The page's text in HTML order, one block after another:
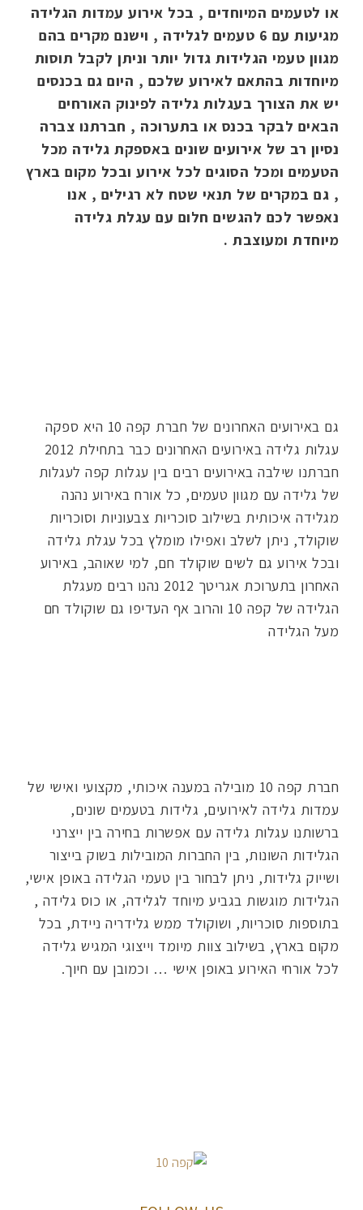
או לטעמים המיוחדים , בכל אירוע עמדות הגלידה
מגיעות עם 6 טעמים לגלידה , וישנם מקרים בהם
מגוון טעמי הגלידות גדול יותר וניתן לקבל תוסות
מיוחדות בהתאם לאירוע שלכם , היום גם בכנסים
יש את הצורך בעגלות גלידה לפינוק האורחים
הבאים לבקר בכנס או בתערוכה , חברתנו צברה
נסיון רב של אירועים שונים באספקת גלידה מכל
הטעמים ומכל הסוגים לכל אירוע ובכל מקום בארץ
, גם במקרים של תנאי שטח לא רגילים , אנו
נאפשר לכם להגשים חלום עם עגלת גלידה
מיוחדת ומעוצבת .
גם באירועים האחרונים של חברת קפה 10 היא ספקה
עגלות גלידה באירועים האחרונים כבר בתחילת 2012
חברתנו שילבה באירועים רבים בין עגלות קפה לעגלות
של גלידה עם מגוון טעמים, כל אורח באירוע נהנה
מגלידה איכותית בשילוב סוכריות צבעוניות וסוכריות
שוקולד, ניתן לשלב ואפילו מומלץ בכל עגלת גלידה
ובכל אירוע גם לשים שוקולד חם, למי שאוהב, באירוע
האחרון בתערוכת אגריטך 2012 נהנו רבים מעגלת
הגלידה של קפה 10 והרוב אף העדיפו גם שוקולד חם
מעל הגלידה
חברת קפה 10 מובילה במענה איכותי, מקצועי ואישי של
עמדות גלידה לאירועים, גלידות בטעמים שונים,
ברשותנו עגלות גלידה עם אפשרות בחירה בין ייצרני
הגלידות השונות, בין החברות המובילות בשוק בייצור
ושייוק גלידות, ניתן לבחור בין טעמי הגלידה באופן אישי,
הגלידות מוגשות בגביע מיוחד לגלידה, או כוס גלידה ,
בתוספות סוכריות, ושוקולד ממש גלידריה ניידת, בכל
מקום בארץ, בשילוב צוות מיומד וייצוגי המגיש גלידה
לכל אורחי האירוע באופן אישי … וכמובן עם חיוך.